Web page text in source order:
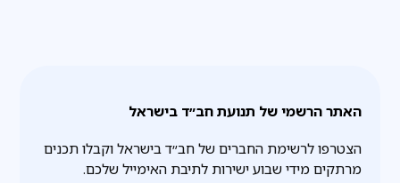
האתר הרשמי של תנועת חב״ד בישראל
הצטרפו לרשימת החברים של חב״ד בישראל וקבלו תכנים
מרתקים מידי שבוע ישירות לתיבת האימייל שלכם.